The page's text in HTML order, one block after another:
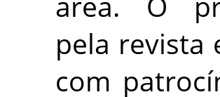
pela revista
com